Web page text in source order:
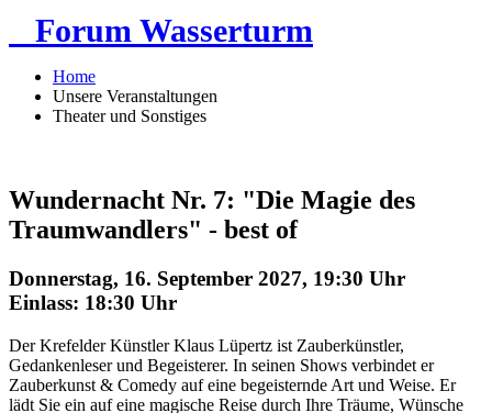
Forum Wasserturm
Home
Unsere Veranstaltungen
Theater und Sonstiges
Wundernacht Nr. 7: "Die Magie des
Traumwandlers" - best of
Donnerstag, 16. September 2027, 19:30 Uhr
Einlass: 18:30 Uhr
Der Krefelder Künstler Klaus Lüpertz ist Zauberkünstler,
Gedankenleser und Begeisterer. In seinen Shows verbindet er
Zauberkunst & Comedy auf eine begeisternde Art und Weise. Er
lädt Sie ein auf eine magische Reise durch Ihre Träume, Wünsche